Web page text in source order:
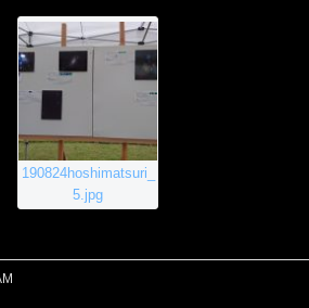
190824hoshimatsuri_
5.jpg